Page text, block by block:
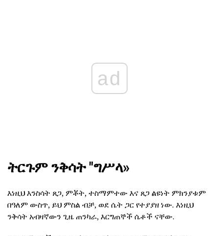
ad
ትርጉም ንቅሳት "ግሥላ»
እነዚህ እንስሳት ጸጋ, ምቾት, ተስማምተው እና ጸጋ ልዩነት ምክንያቱም
በዓለም ውስጥ, ይህ ምስል ብቻ, ወደ ሴት ጋር የተያያዘ ነው. እነዚህ
ንቅሳት አብዛኛውን ጊዜ ጠንካራ, እርግጠኞች ሴቶች ናቸው.